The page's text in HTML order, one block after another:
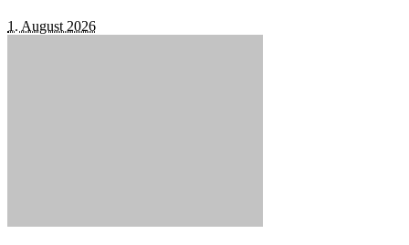
1. August 2026